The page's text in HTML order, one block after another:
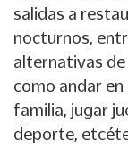
salidas a
nocturnos,
alternativas
como andar en
familia, jugar
deporte,